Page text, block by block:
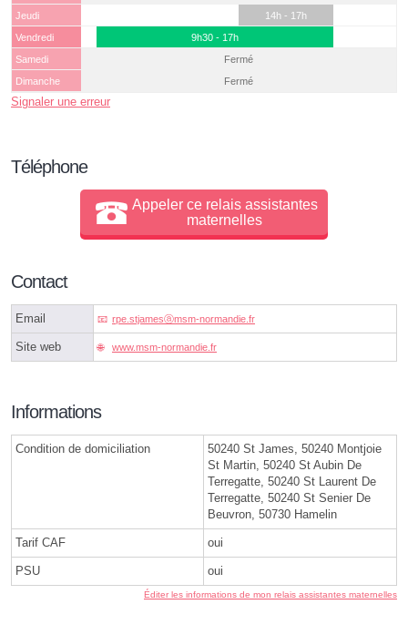
Jeudi
14h - 17h
Vendredi
9h30 - 17h
Samedi
Fermé
Dimanche
Fermé
Signaler une erreur
Téléphone
Appeler ce relais assistantes
maternelles
Contact
Email rpe.stjamesⓐmsm-normandie.fr
Site web www.msm-normandie.fr
Informations
Condition de domiciliation
50240 St James, 50240 Montjoie
St Martin, 50240 St Aubin De
Terregatte, 50240 St Laurent De
Terregatte, 50240 St Senier De
Beuvron, 50730 Hamelin
Tarif CAF oui
PSU oui
Éditer les informations de mon relais assistantes maternelles